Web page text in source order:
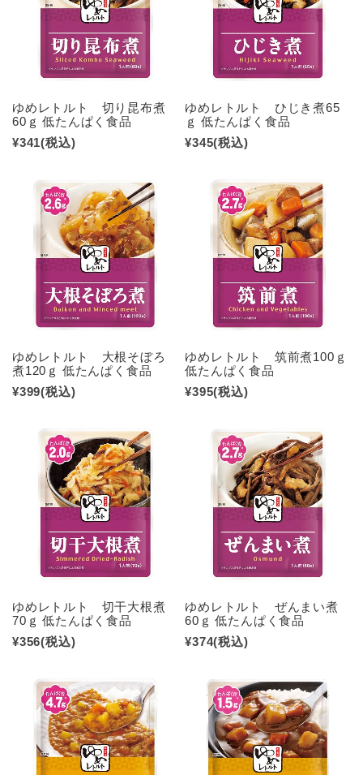
ゆめレトルト 切り昆布煮
60ｇ 低たんぱく食品
¥341(税込)
ゆめレトルト ひじき煮65
ｇ 低たんぱく食品
¥345(税込)
ゆめレトルト 大根そぼろ
煮120ｇ 低たんぱく食品
¥399(税込)
ゆめレトルト 筑前煮100ｇ
低たんぱく食品
¥395(税込)
ゆめレトルト 切干大根煮
70ｇ 低たんぱく食品
¥356(税込)
ゆめレトルト ぜんまい煮
60ｇ 低たんぱく食品
¥374(税込)